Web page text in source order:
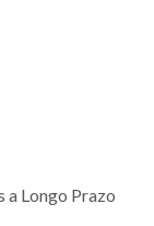
a Longo Prazo